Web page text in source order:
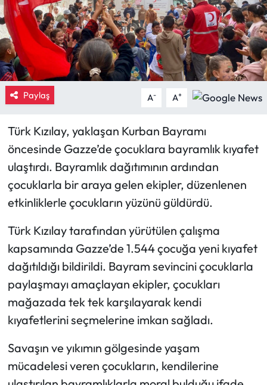
Paylaş A- A+
Türk Kızılay, yaklaşan Kurban Bayramı
öncesinde Gazze’de çocuklara bayramlık kıyafet
ulaştırdı. Bayramlık dağıtımının ardından
çocuklarla bir araya gelen ekipler, düzenlenen
etkinliklerle çocukların yüzünü güldürdü.
Türk Kızılay tarafından yürütülen çalışma
kapsamında Gazze’de 1.544 çocuğa yeni kıyafet
dağıtıldığı bildirildi. Bayram sevincini çocuklarla
paylaşmayı amaçlayan ekipler, çocukları
mağazada tek tek karşılayarak kendi
kıyafetlerini seçmelerine imkan sağladı.
Savaşın ve yıkımın gölgesinde yaşam
mücadelesi veren çocukların, kendilerine
Eğitim
Ekonomi
Güncel
Kargı Haberleri
Kimdir?
Kültür Sanat
Laçin Haberleri
Magazin
Mecitözü Haberleri
Oğuzlar Haberleri
Ortaköy Haberleri